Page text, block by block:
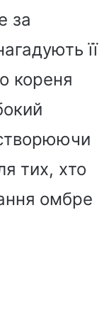
за
її
кореня
тих, хто
омбре